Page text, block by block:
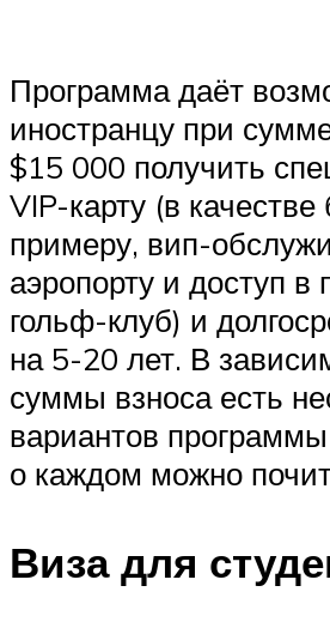
Программа даёт
иностранцу при
$15 000 получить
VIP-карту (в качестве
примеру, вип-
аэропорту и доступ в
гольф-клуб) и
на 5-20 лет. В
суммы взноса есть
вариантов
о каждом можно
Виза для